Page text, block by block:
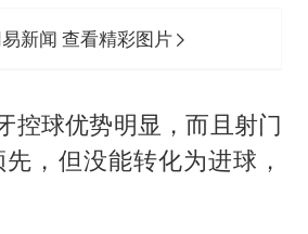
新闻 查看精彩图片
控球优势明显，而且射门
，但没能转化为进球，